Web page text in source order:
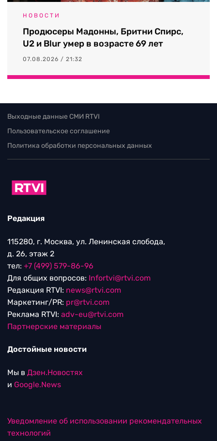
НОВОСТИ
Продюсеры Мадонны, Бритни Спирс,
U2 и Blur умер в возрасте 69 лет
07.08.2026 / 21:32
Выходные данные СМИ RTVI
Пользовательское соглашение
Политика обработки персональных данных
Редакция
115280, г. Москва, ул. Ленинская слобода,
д. 26, этаж 2
тел: +7 (499) 579-86-96
Для общих вопросов: Infortvi@rtvi.com
Редакция RTVI: news@rtvi.com
Маркетинг/PR: pr@rtvi.com
Реклама RTVI: adv-eu@rtvi.com
Партнерские материалы
Достойные новости
Мы в Дзен.Новостях
и Google.News
Уведомление об использовании рекомендательных
технологий